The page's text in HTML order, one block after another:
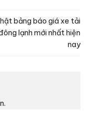
bảng báo giá xe tải
lạnh mới nhất hiện
nay